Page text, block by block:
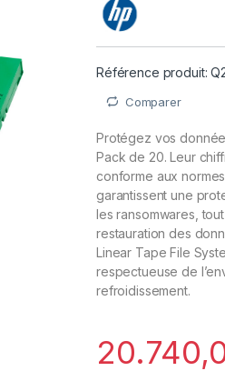
Référence produit:
Comparer
Protégez vos
Pack de 20. Leur
conforme aux
garantissent une
les ransomwares,
restauration des
Linear Tape File
respectueuse de
refroidissement.